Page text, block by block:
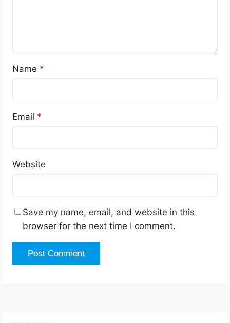
Name *
Email *
Website
Save my name, email, and website in this
browser for the next time I comment.